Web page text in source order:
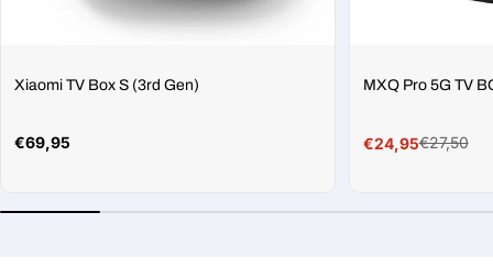
Xiaomi TV Box S (3rd Gen)
Prix
€69,95
MXQ Pro 5G TV
Prix
€24,95
Prix
€27,50